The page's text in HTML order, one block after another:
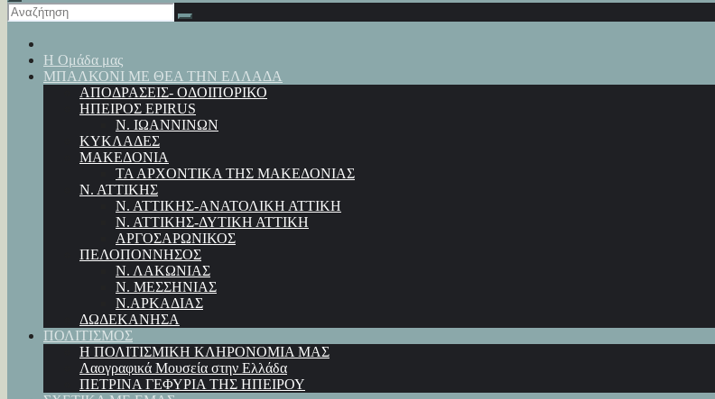
Η Ομάδα μας
ΜΠΑΛΚΟΝΙ ΜΕ ΘΕΑ ΤΗΝ ΕΛΛΑΔΑ
ΑΠΟΔΡΑΣΕΙΣ- ΟΔΟΙΠΟΡΙΚΟ
ΗΠΕΙΡΟΣ EPIRUS
Ν. ΙΩΑΝΝΙΝΩΝ
ΚΥΚΛΑΔΕΣ
ΜΑΚΕΔΟΝΙΑ
ΤΑ ΑΡΧΟΝΤΙΚΑ ΤΗΣ ΜΑΚΕΔΟΝΙΑΣ
Ν. ΑΤΤΙΚΗΣ
Ν. ΑΤΤΙΚΗΣ-ΑΝΑΤΟΛΙΚΗ ΑΤΤΙΚΗ
Ν. ΑΤΤΙΚΗΣ-ΔΥΤΙΚΗ ΑΤΤΙΚΗ
ΑΡΓΟΣΑΡΩΝΙΚΟΣ
ΠΕΛΟΠΟΝΝΗΣΟΣ
Ν. ΛΑΚΩΝΙΑΣ
Ν. ΜΕΣΣΗΝΙΑΣ
Ν.ΑΡΚΑΔΙΑΣ
ΔΩΔΕΚΑΝΗΣΑ
ΠΟΛΙΤΙΣΜΟΣ
Η ΠΟΛΙΤΙΣΜΙΚΗ ΚΛΗΡΟΝΟΜΙΑ ΜΑΣ
Λαογραφικά Μουσεία στην Ελλάδα
ΠΕΤΡΙΝΑ ΓΕΦΥΡΙΑ ΤΗΣ ΗΠΕΙΡΟΥ